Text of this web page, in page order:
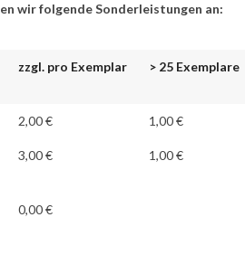
wir folgende Sonderleistungen an:
zzgl. pro Exemplar > 25 Exemplare
2,00 € 1,00 €
3,00 € 1,00 €
0,00 €